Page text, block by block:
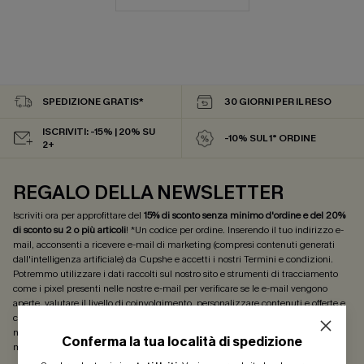
Conferma la tua località di spedizione
SPEDIZIONE GRATIS* 30 GIORNI PER IL RESO
ISCRIVITI: -15% | 20% SU
2+
-10% SUL 1° ORDINE
REGALO DELLA NEWSLETTER
Iscriviti ora per approfittare del 15% di sconto senza minimo d'ordine e del 20%
di sconto su 2 o più articoli! *Un codice per ordine. Inserendo il tuo indirizzo e-
mail, acconsenti a ricevere e-mail di marketing (compresi contenuti generati
dall'intelligenza artificiale) da Cupshe e accetti i nostri Termini e condizioni.
Potremmo utilizzare i dati raccolti sul nostro sito e strumenti di tracciamento
come i pixel presenti nelle nostre e-mail per verificare se le e-mail vengono
aperte, valutare il livello di coinvolgimento, personalizzare contenuti e offerte e
consigliarti prodotti che potrebbero interessarti, il tutto come descritto nella
nostra
momento.